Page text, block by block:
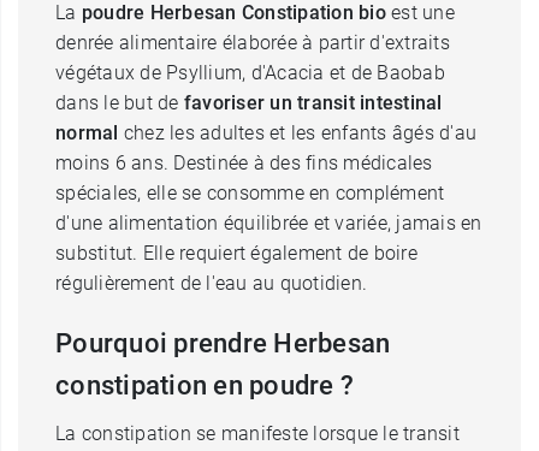
La poudre Herbesan Constipation bioest une
denrée alimentaire élaborée à partir d'extraits
végétaux de Psyllium, d'Acacia et de Baobab
dans le but de favoriser un transit intestinal
normal chez les adultes et les enfants âgés d'au
moins 6 ans. Destinée à des fins médicales
spéciales, elle se consomme en complément
d'une alimentation équilibrée et variée, jamais en
substitut. Elle requiert également de boire
régulièrement de l'eau au quotidien.
Pourquoi prendre Herbesan
constipation en poudre ?
La constipation se manifeste lorsque le transit